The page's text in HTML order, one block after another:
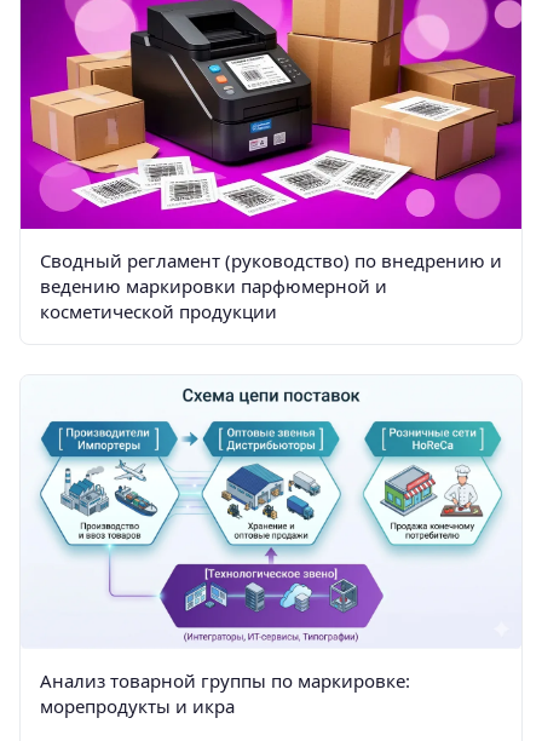
Сводный регламент (руководство) по внедрению и
ведению маркировки парфюмерной и
косметической продукции
Анализ товарной группы по маркировке:
морепродукты и икра